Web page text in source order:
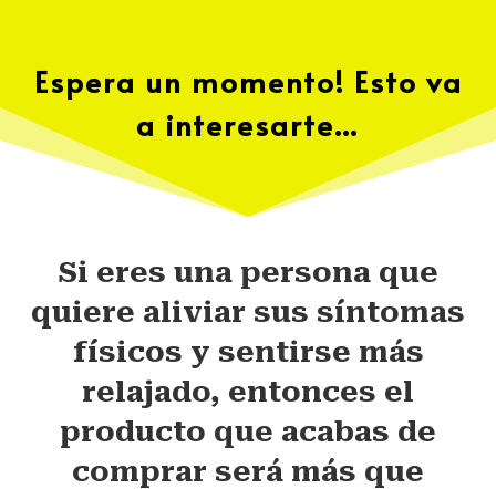
Espera un momento! Esto va
a interesarte…
Si eres una persona que
quiere aliviar sus síntomas
físicos y sentirse más
relajado, entonces el
producto que acabas de
comprar será más que